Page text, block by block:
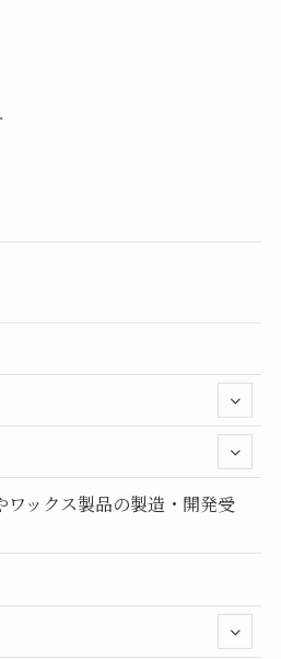
ックス製品の製造・開発受